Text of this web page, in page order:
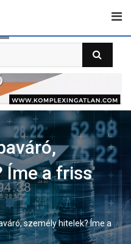
Íme a friss
személy hitelek? Íme a